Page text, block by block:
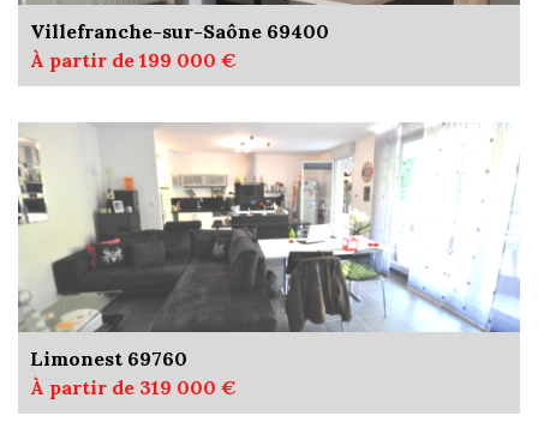
Villefranche-sur-Saône 69400
À partir de 199 000 €
Limonest 69760
À partir de 319 000 €